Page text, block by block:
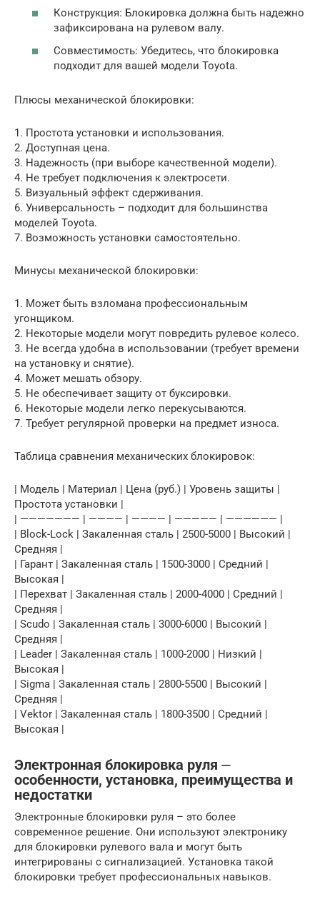
Конструкция: Блокировка должна быть надежно
зафиксирована на рулевом валу.
Совместимость: Убедитесь, что блокировка
подходит для вашей модели Toyota.
Плюсы механической блокировки:
1. Простота установки и использования.
2. Доступная цена.
3. Надежность (при выборе качественной модели).
4. Не требует подключения к электросети.
5. Визуальный эффект сдерживания.
6. Универсальность – подходит для большинства
моделей Toyota.
7. Возможность установки самостоятельно.
Минусы механической блокировки:
1. Может быть взломана профессиональным
угонщиком.
2. Некоторые модели могут повредить рулевое колесо.
3. Не всегда удобна в использовании (требует времени
на установку и снятие).
4. Может мешать обзору.
5. Не обеспечивает защиту от буксировки.
6. Некоторые модели легко перекусываются.
7. Требует регулярной проверки на предмет износа.
Таблица сравнения механических блокировок:
| Модель | Материал | Цена (руб.) | Уровень защиты |
Простота установки |
| ——————— | ———— | ———— | ————— | —————— |
| Block-Lock | Закаленная сталь | 2500-5000 | Высокий |
Средняя |
| Гарант | Закаленная сталь | 1500-3000 | Средний |
Высокая |
| Перехват | Закаленная сталь | 2000-4000 | Средний |
Средняя |
| Scudo | Закаленная сталь | 3000-6000 | Высокий |
Средняя |
| Leader | Закаленная сталь | 1000-2000 | Низкий |
Высокая |
| Sigma | Закаленная сталь | 2800-5500 | Высокий |
Средняя |
| Vektor | Закаленная сталь | 1800-3500 | Средний |
Высокая |
Электронная блокировка руля ⏤
особенности, установка, преимущества и
недостатки
Электронные блокировки руля – это более
современное решение. Они используют электронику
для блокировки рулевого вала и могут быть
интегрированы с сигнализацией. Установка такой
блокировки требует профессиональных навыков.